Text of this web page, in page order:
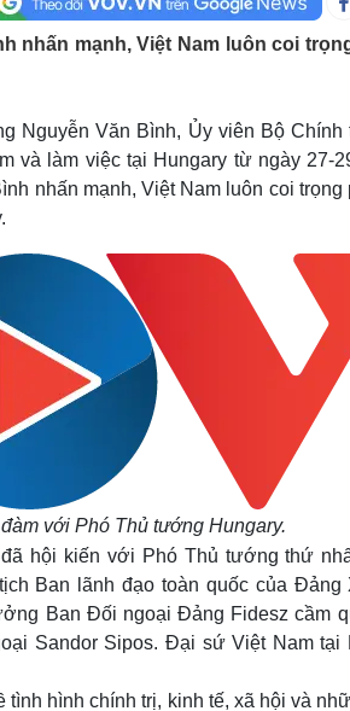
Thể thao
eSports
Hậu trường
Ô tô - Xe máy
Văn học
Thời trang
Sao Việt
nhấn mạnh, Việt Nam luôn coi
Nguyễn Văn Bình, Ủy viên Bộ
làm việc tại Hungary từ ngày 27-
nhấn mạnh, Việt Nam luôn coi trọng
với Phó Thủ tướng Hungary.
hội kiến với Phó Thủ tướng thứ
Ban lãnh đạo toàn quốc của
Ban Đối ngoại Đảng Fidesz cầm
Sandor Sipos. Đại sứ Việt Nam tại
hình chính trị, kinh tế, xã hội và